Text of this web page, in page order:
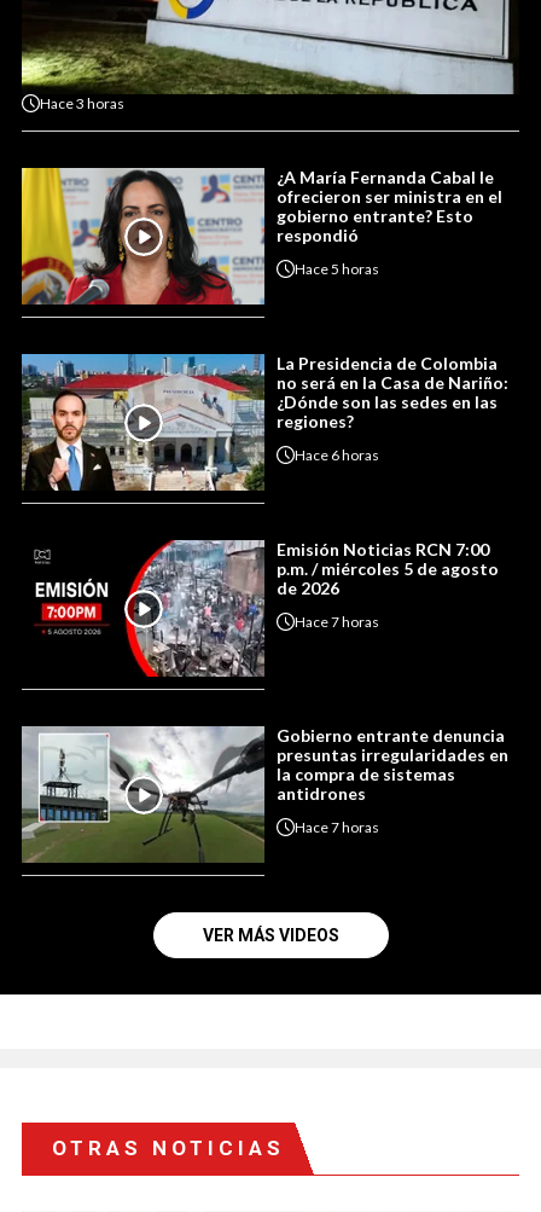
Hace3 horas
¿A María Fernanda Cabal le
ofrecieron ser ministra en el
gobierno entrante? Esto
respondió
Hace5 horas
La Presidencia de Colombia
no será en la Casa de Nariño:
¿Dónde son las sedes en las
regiones?
Hace 6 horas
Emisión Noticias RCN 7:00
p.m. / miércoles 5 de agosto
de 2026
Hace7 horas
Gobierno entrante denuncia
presuntas irregularidades en
la compra de sistemas
antidrones
Hace7 horas
VER MÁS VIDEOS
OTRAS NOTICIAS